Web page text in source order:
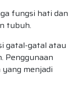
fungsi hati dan
tubuh.
gatal-gatal atau
Penggunaan
menjadi